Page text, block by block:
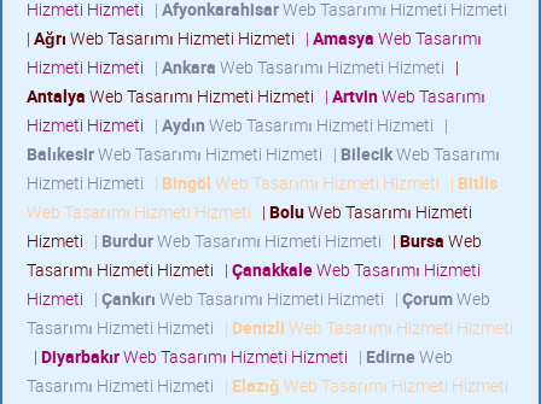
Hizmeti Hizmeti | AfyonkarahisarWeb Tasarımı Hizmeti Hizmeti
| Ağrı Web Tasarımı Hizmeti Hizmeti | Amasya Web Tasarımı
Hizmeti Hizmeti | Ankara Web Tasarımı Hizmeti Hizmeti |
Antalya Web Tasarımı Hizmeti Hizmeti | ArtvinWeb Tasarımı
Hizmeti Hizmeti | Aydın Web Tasarımı Hizmeti Hizmeti |
BalıkesirWeb Tasarımı Hizmeti Hizmeti | BilecikWeb Tasarımı
Hizmeti Hizmeti | Bingöl Web Tasarımı Hizmeti Hizmeti | Bitlis
Web Tasarımı Hizmeti Hizmeti | BoluWeb Tasarımı Hizmeti
Hizmeti | BurdurWeb Tasarımı Hizmeti Hizmeti | Bursa Web
Tasarımı Hizmeti Hizmeti | ÇanakkaleWeb Tasarımı Hizmeti
Hizmeti | Çankırı Web Tasarımı Hizmeti Hizmeti | ÇorumWeb
Tasarımı Hizmeti Hizmeti | Denizli Web Tasarımı Hizmeti Hizmeti
| DiyarbakırWeb Tasarımı Hizmeti Hizmeti | Edirne Web
Tasarımı Hizmeti Hizmeti | Elazığ Web Tasarımı Hizmeti Hizmeti